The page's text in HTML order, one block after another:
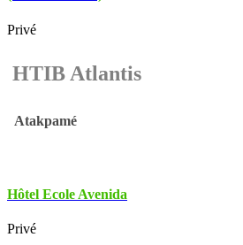
Privé
HTIB Atlantis
Atakpamé
Hôtel Ecole Avenida
Privé